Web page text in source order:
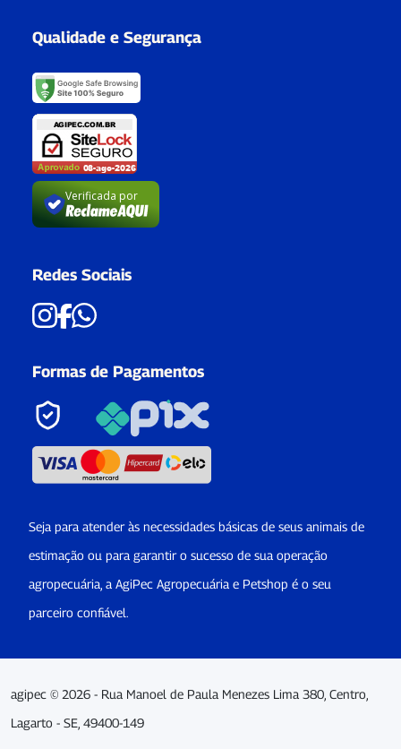
Qualidade e Segurança
Verificada por
Redes Sociais
Formas de Pagamentos
Seja para atender às necessidades básicas de seus animais de
estimação ou para garantir o sucesso de sua operação
agropecuária, a AgiPec Agropecuária e Petshop é o seu
parceiro confiável.
agipec © 2026 - Rua Manoel de Paula Menezes Lima 380, Centro,
Lagarto - SE, 49400-149